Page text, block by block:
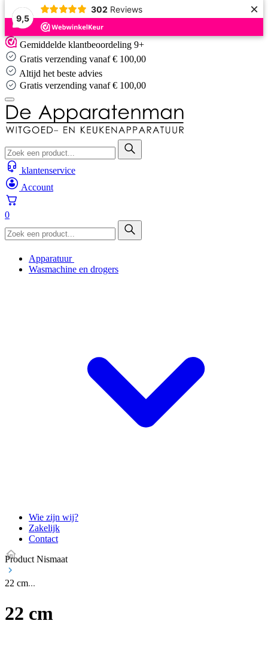
9,5
302 Reviews ×
Skip
to
content
Gemiddelde klantbeoordeling 9+
Gratis verzending vanaf € 100,00
Altijd het beste advies
Gratis verzending vanaf € 100,00
klantenservice
Account
0
Apparatuur
Wasmachine en drogers
Wie zijn wij?
Zakelijk
Contact
Product Nismaat
22 cm
22 cm